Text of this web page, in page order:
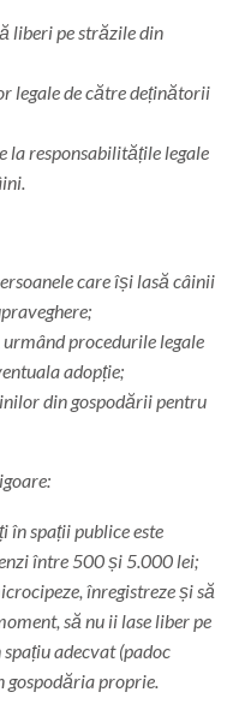
liberi pe străzile din
legale de către deținătorii
responsabilitățile legale
care își lasă câinii
procedurile legale
adopție;
din gospodării pentru
în spații publice este
între 500 și 5.000 lei;
înregistreze și să
să nu ii lase liber pe
adecvat (padoc
gospodăria proprie.